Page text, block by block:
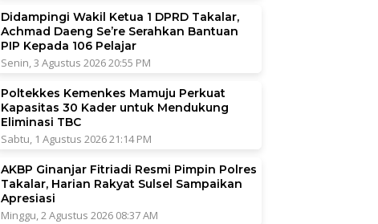
Didampingi Wakil Ketua 1 DPRD Takalar,
Achmad Daeng Se’re Serahkan Bantuan
PIP Kepada 106 Pelajar
Senin, 3 Agustus 2026 20:55 PM
Poltekkes Kemenkes Mamuju Perkuat
Kapasitas 30 Kader untuk Mendukung
Eliminasi TBC
Sabtu, 1 Agustus 2026 21:14 PM
AKBP Ginanjar Fitriadi Resmi Pimpin Polres
Takalar, Harian Rakyat Sulsel Sampaikan
Apresiasi
Minggu, 2 Agustus 2026 08:37 AM